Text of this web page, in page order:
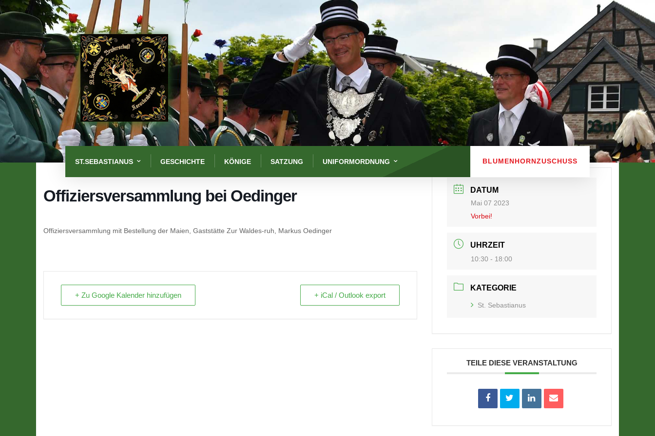
BLUMENHORNZUSCHUSS
ST.SEBASTIANUS GESCHICHTE KÖNIGE SATZUNG UNIFORMORDNUNG
Offiziersversammlung bei Oedinger
Offiziersversammlung mit Bestellung der Maien, Gaststätte Zur Waldes-ruh, Markus Oedinger
+ Zu Google Kalender hinzufügen + iCal / Outlook export
DATUM
Mai 07 2023
Vorbei!
UHRZEIT
10:30 - 18:00
KATEGORIE
St. Sebastianus
TEILE DIESE VERANSTALTUNG